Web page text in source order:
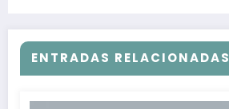
ENTRADAS RELACIONADAS